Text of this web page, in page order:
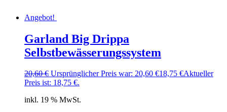
Angebot!
Garland Big Drippa
Selbstbewässerungssystem
20,60€ Ursprünglicher Preis war: 20,60 €18,75 €Aktueller
Preis ist: 18,75 €.
inkl. 19 % MwSt.